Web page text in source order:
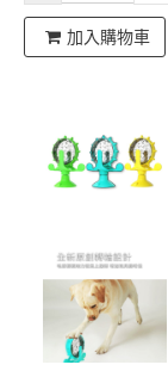
加入購物車